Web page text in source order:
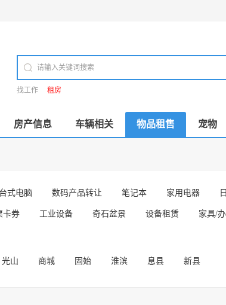
找工作 租房
房产信息 车辆相关 物品租售 宠物
台式电脑 数码产品转让 笔记本 家用电器
卡券 工业设备 奇石盆景 设备租赁 家具/
光山 商城 固始 淮滨 息县 新县